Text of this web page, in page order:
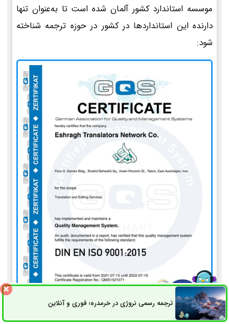
موسسه استاندارد کشور آلمان شده است تا به‌عنوان تنها
دارنده این استانداردها در کشور در حوزه ترجمه شناخته
شود:
ترجمه رسمی نروژی در خرمدره؛ فوری و آنلاینثبت سفارش راه های ارتباطی